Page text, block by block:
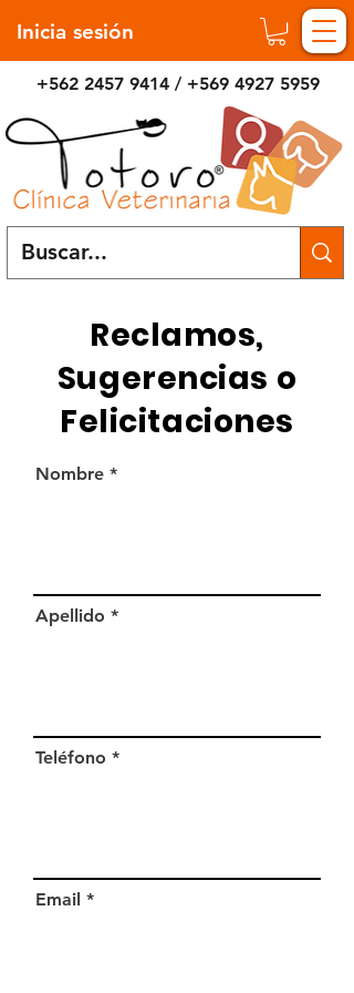
Inicia sesión
+562 2457 9414 / +569 4927 5959
Reclamos,
Sugerencias o
Felicitaciones
Nombre
Apellido
Teléfono
Email